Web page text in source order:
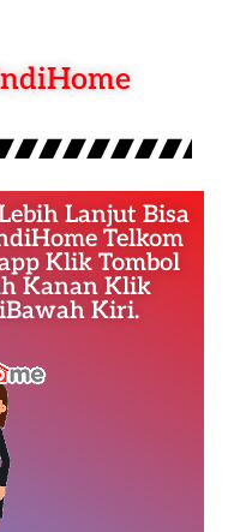
Lanjut Bisa
Telkom
Klik Tombol
Kanan Klik
Kiri.